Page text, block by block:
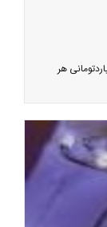
پزشکی از مطالبات بین 7 تا 23 میلیاردتومانی هر